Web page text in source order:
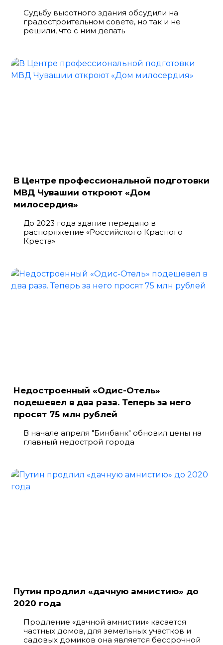
Судьбу высотного здания обсудили на
градостроительном совете, но так и не
решили, что с ним делать
В Центре профессиональной подготовки
МВД Чувашии откроют «Дом
милосердия»
До 2023 года здание передано в
распоряжение «Российского Красного
Креста»
Недостроенный «Одис-Отель»
подешевел в два раза. Теперь за него
просят 75 млн рублей
В начале апреля "Бинбанк" обновил цены на
главный недострой города
Путин продлил «дачную амнистию» до
2020 года
Продление «дачной амнистии» касается
частных домов, для земельных участков и
садовых домиков она является бессрочной